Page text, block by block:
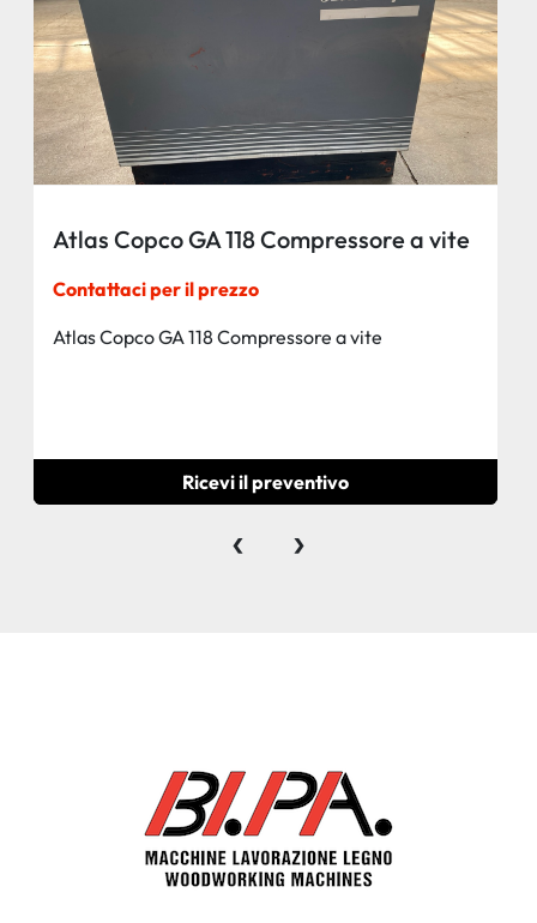
Atlas Copco GA 118 Compressore a vite
Contattaci per il prezzo
Atlas Copco GA 118 Compressore a vite
Ricevi il preventivo
‹ ›